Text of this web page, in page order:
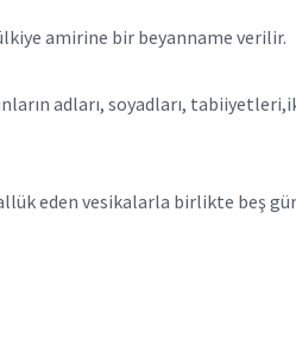
amirine bir beyanname verilir.
adları, soyadları,
eden vesikalarla birlikte beş